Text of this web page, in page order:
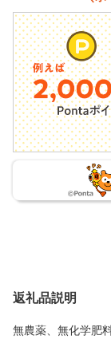
返礼品説明
無農薬、無化学肥